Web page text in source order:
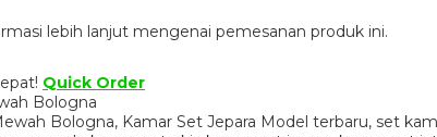
lebih lanjut mengenai pemesanan produk ini.
Quick Order
Bologna